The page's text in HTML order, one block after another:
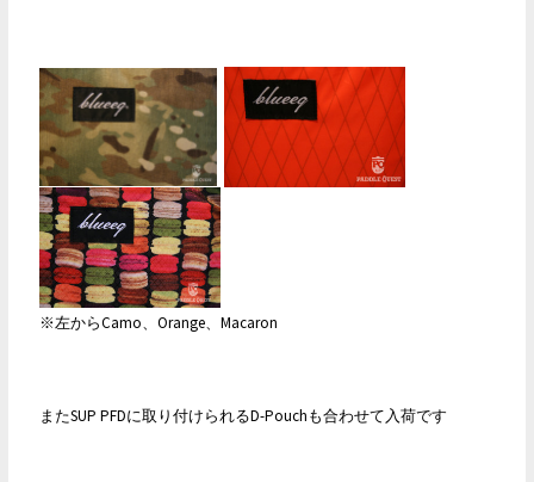
※左からCamo、Orange、Macaron
またSUP PFDに取り付けられるD-Pouchも合わせて入荷です